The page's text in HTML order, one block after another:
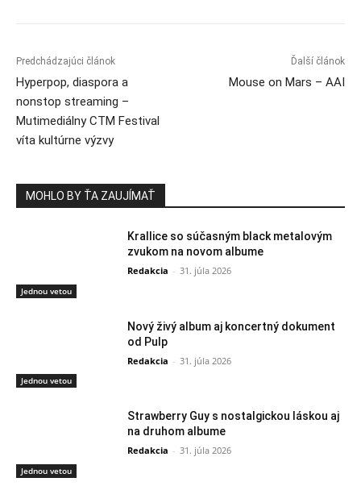
Predchádzajúci článok
Hyperpop, diaspora a
nonstop streaming –
Mutimediálny CTM Festival
víta kultúrne výzvy
Ďalší článok
Mouse on Mars – AAI
MOHLO BY ŤA ZAUJÍMAŤ
Jednou vetou
Krallice so súčasným black metalovým
zvukom na novom albume
Redakcia - 31. júla 2026
Jednou vetou
Nový živý album aj koncertný dokument
od Pulp
Redakcia - 31. júla 2026
Jednou vetou
Strawberry Guy s nostalgickou láskou aj
na druhom albume
Redakcia - 31. júla 2026